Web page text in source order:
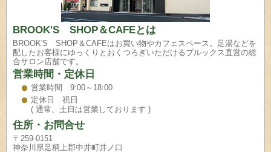
BROOK'S SHOP＆CAFEとは
BROOK'S SHOP＆CAFEはお買い物やカフェスペース。足湯などを
配したお客様にゆっくりとおくつろぎいただけるブルックス直営の総
合サロン店舗です。
営業時間・定休日
営業時間 9:00～18:00
定休日 祝日
( 通常、土日は営業しております )
住所・お問合せ
〒259-0151
神奈川県足柄上郡中井町井ノ口